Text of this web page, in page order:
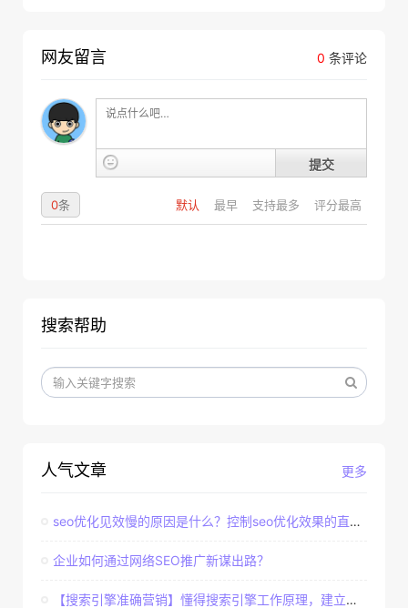
0 条评论
网友留言
提交
默认 最早 支持最多 评分最高
0条
搜索帮助
更多
人气文章
seo优化见效慢的原因是什么？控制seo优化效果的直接因素
企业如何通过网络SEO推广新谋出路？
【搜索引擎准确营销】懂得搜索引擎工作原理，建立准确客户群体